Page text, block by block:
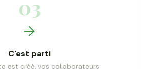
03
C'est parti
est créé, vos collaborateurs